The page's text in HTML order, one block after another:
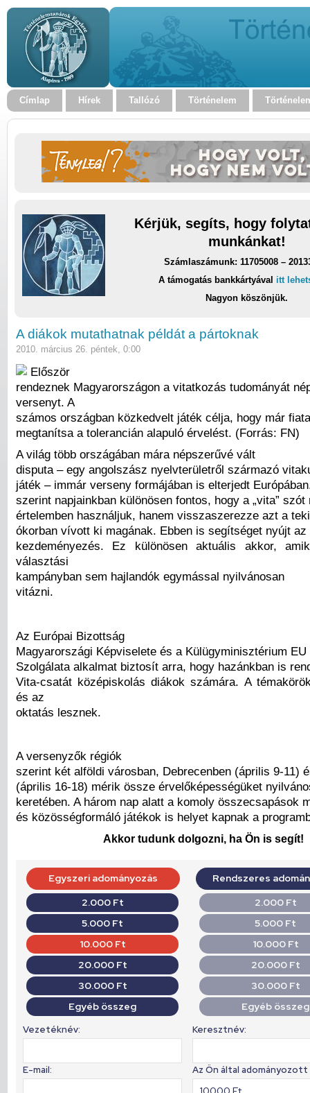
Címlap Hírek Tallózó Történelem
Kérjük, segíts, hogy
munkánkat!
Számlaszámunk: 11705008 –
A támogatás bankkártyával itt
Nagyon köszönjük.
A diákok mutathatnak példát a pártoknak
2010. március 26. péntek, 0:00
Először
rendeznek Magyarországon a vitatkozás tudományát
versenyt. A
számos országban közkedvelt játék célja, hogy már
megtanítsa a tolerancián alapuló érvelést. (Forrás: FN)
A világ több országában mára népszerűvé vált
disputa – egy angolszász nyelvterületről származó
játék – immár verseny formájában is elterjedt
szerint napjainkban különösen fontos, hogy a „vita”
értelemben használjuk, hanem visszaszerezze azt a
ókorban vívott ki magának. Ebben is segítséget nyújt az
kezdeményezés. Ez különösen aktuális akkor,
választási
kampányban sem hajlandók egymással nyilvánosan
vitázni.
Az Európai Bizottság
Magyarországi Képviselete és a Külügyminisztérium
Szolgálata alkalmat biztosít arra, hogy hazánkban is
Vita-csatát középiskolás diákok számára. A
és az
oktatás lesznek.
A versenyzők régiók
szerint két alföldi városban, Debrecenben (április 9-11)
(április 16-18) mérik össze érvelőképességüket
keretében. A három nap alatt a komoly összecsapások
és közösségformáló játékok is helyet kapnak a
Akkor tudunk dolgozni, ha Ön is segít!